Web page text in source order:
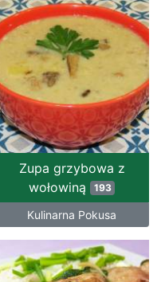
Zupa grzybowa z
wołowiną
193
Kulinarna Pokusa